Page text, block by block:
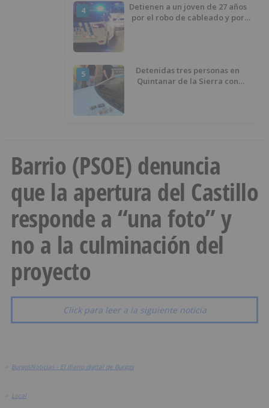
4
Detienen a un joven de 27 años
por el robo de cableado y por
5
Detenidas tres personas en
Quintanar de la Sierra con
Barrio (PSOE) denuncia
que la apertura del Castillo
responde a “una foto” y
no a la culminación del
proyecto
Click para leer a la siguiente noticia
> BurgosNoticias - El diario digital de Burgos
> Local